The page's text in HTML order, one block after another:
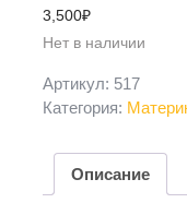
3,500₽
Нет в наличии
Артикул: 517
Категория:
Описание